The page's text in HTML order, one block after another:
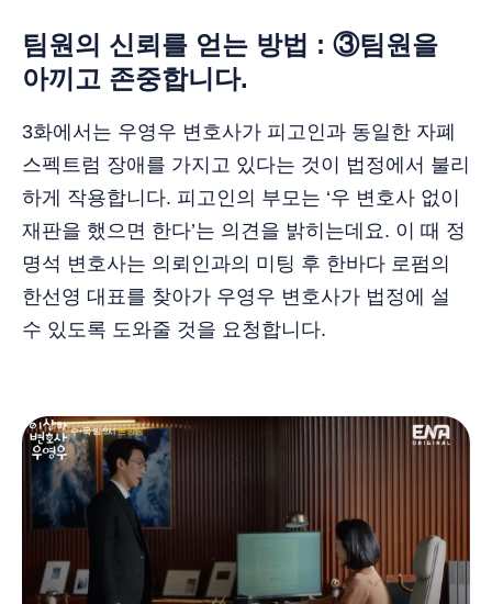
팀원의 신뢰를 얻는 방법 : ③팀원을
아끼고 존중합니다.
3화에서는 우영우 변호사가 피고인과 동일한 자폐
스펙트럼 장애를 가지고 있다는 것이 법정에서 불리
하게 작용합니다. 피고인의 부모는 ‘우 변호사 없이
재판을 했으면 한다’는 의견을 밝히는데요. 이 때 정
명석 변호사는 의뢰인과의 미팅 후 한바다 로펌의
한선영 대표를 찾아가 우영우 변호사가 법정에 설
수 있도록 도와줄 것을 요청합니다.